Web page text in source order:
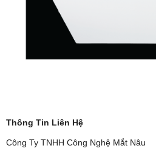
Thông Tin Liên Hệ
Công Ty TNHH Công Nghệ Mắt Nâu